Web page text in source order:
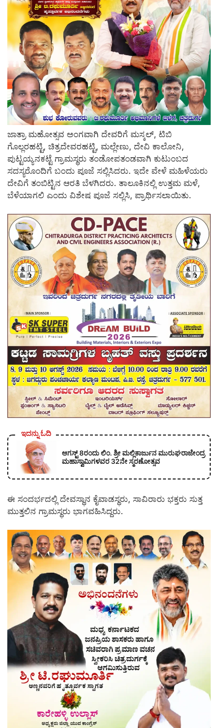
ಜಾತ್ರಾ ಮಹೋತ್ಸವ ಅಂಗವಾಗಿ ದೇವರಿಗೆ ಮಸ್ಕಲ್, ಟಿಬಿ
ಗೊಲ್ಲರಹಟ್ಟಿ, ಚಿತ್ರದೇವರಹಟ್ಟಿ, ಮಲ್ಲೇಣು, ದೇವಿ ಕಾಲೋನಿ,
ಪುಟ್ಟಯ್ಯನಕಟ್ಟೆ ಗ್ರಾಮಸ್ಥರು ತಂಡೋಪತಂಡವಾಗಿ ಕುಟುಂಬದ
ಸದಸ್ಯರೊಂದಿಗೆ ಬಂದು ಪೂಜೆ ಸಲ್ಲಿಸಿದರು. ಇದೇ ವೇಳೆ ಮಹಿಳೆಯರು
ದೇವಿಗೆ ತಂಬಿಟ್ಟಿನ ಆರತಿ ಬೆಳಗಿದರು. ತಾಲೂಕಿನಲ್ಲಿ ಉತ್ತಮ ಮಳೆ,
ಬೆಳೆಯಾಗಲಿ ಎಂದು ವಿಶೇಷ ಪೂಜೆ ಸಲ್ಲಿಸಿ, ಪ್ರಾರ್ಥಿಸಲಾಯಿತು.
ಇದನ್ನು ಓದಿ
ಆಗಸ್ಟ್ 8ರಂದು ಲಿಂ. ಶ್ರೀ ಮಲ್ಲಿಕಾರ್ಜುನ ಮುರುಘರಾಜೇಂದ್ರ
ಮಹಾಸ್ವಾಮಿಗಳವರ 32ನೇ ಸ್ಮರಣೋತ್ಸವ
ಈ ಸಂದರ್ಭದಲ್ಲಿ ದೇವಸ್ಥಾನ ಕೈವಾಡಸ್ಥರು, ಸಾವಿರಾರು ಭಕ್ತರು ಸುತ್ತ
ಮುತ್ತಲಿನ ಗ್ರಾಮಸ್ಥರು ಭಾಗವಹಿಸಿದ್ದರು.